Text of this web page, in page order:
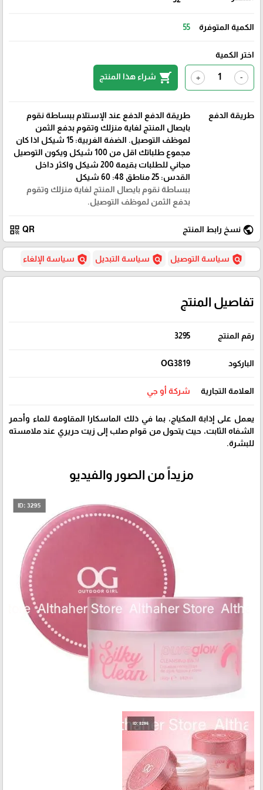
الكمية المتوفرة 55
اختر الكمية
-
+
shopping_cart شراء هذا المنتج
طريقة الدفع
طريقة الدفع الدفع عند الإستلام ببساطة نقوم
بايصال المنتج لغاية منزلك وتقوم بدفع الثمن
لموظف التوصيل. الضفة الغربية: 15 شيكل اذا كان
مجموع طلباتك اقل من 100 شيكل ويكون التوصيل
مجاني للطلبات بقيمة 200 شيكل واكثر داخل
القدس: 25 مناطق 48: 60 شيكل
ببساطة نقوم بايصال المنتج لغاية منزلك وتقوم
بدفع الثمن لموظف التوصيل.
public نسخ رابط المنتج QR
qr_code
policy سياسة التوصيل policy سياسة التبديل policy سياسة الإلغاء
تفاصيل المنتج
رقم المنتج 3295
الباركود OG3819
العلامة التجارية شركة أو جي
يعمل على إذابة المكياج، بما في ذلك الماسكارا المقاومة للماء وأحمر
الشفاه الثابت، حيث يتحول من قوام صلب إلى زيت حريري عند ملامسته
للبشرة.
مزيداً من الصور والفيديو